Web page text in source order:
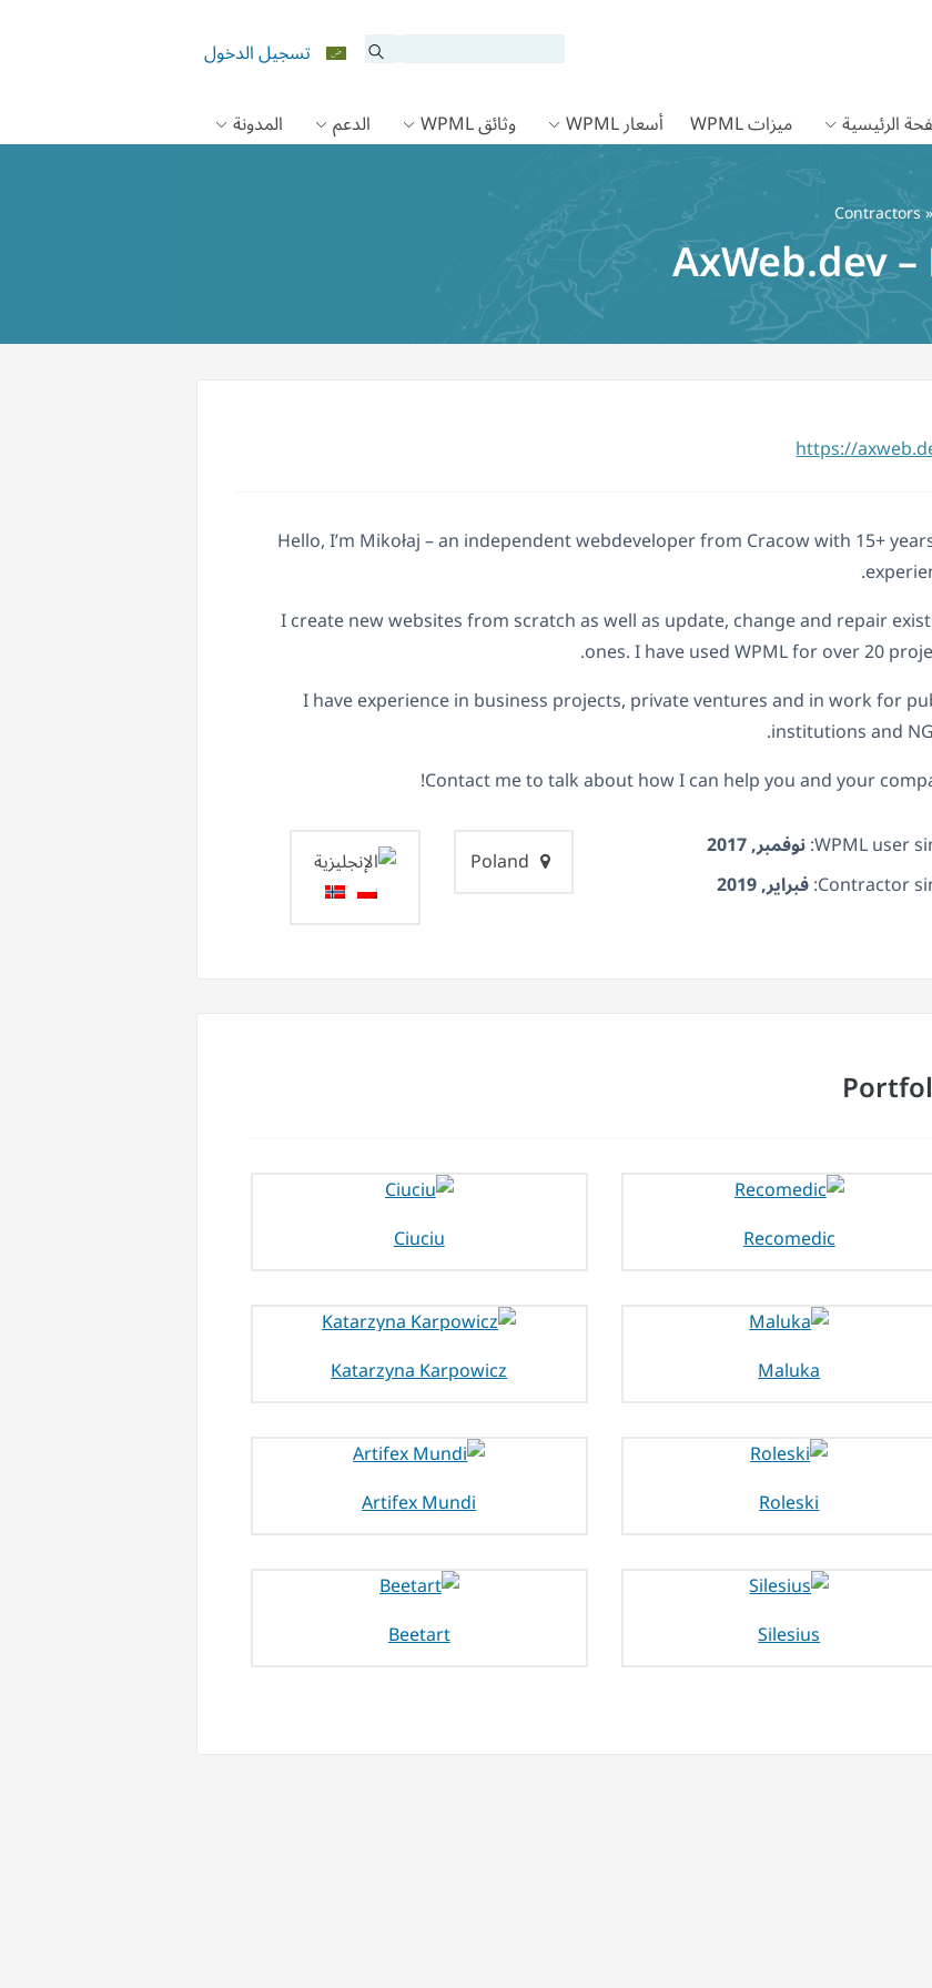
تسجيل الدخول
الرئيسية
ميزات WPML أسعار WPML وثائق WPML الدعم المدونة
Contractors
AxWeb.dev
Hello, I’m Mikołaj – an independent webdeveloper from Cracow with 15+
I create new websites from scratch as well as update, change and repair
ones. I have used WPML for over 20
I have experience in business projects, private ventures and in work for
institutions and
Contact me to talk about how I can help you and your
WPML user نوفمبر, 2017
Contractor فبراير, 2019
Recomedic
Ciuciu
Maluka
Katarzyna Karpowicz
Roleski
Artifex Mundi
Silesius
Beetart